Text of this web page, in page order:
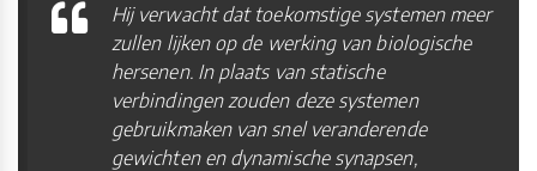
Hij verwacht dat toekomstige systemen meer
zullen lijken op de werking van biologische
hersenen. In plaats van statische
verbindingen zouden deze systemen
gebruikmaken van snel veranderende
gewichten en dynamische synapsen,